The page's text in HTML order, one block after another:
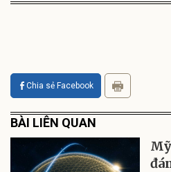
Chia sẻ Facebook
BÀI LIÊN QUAN